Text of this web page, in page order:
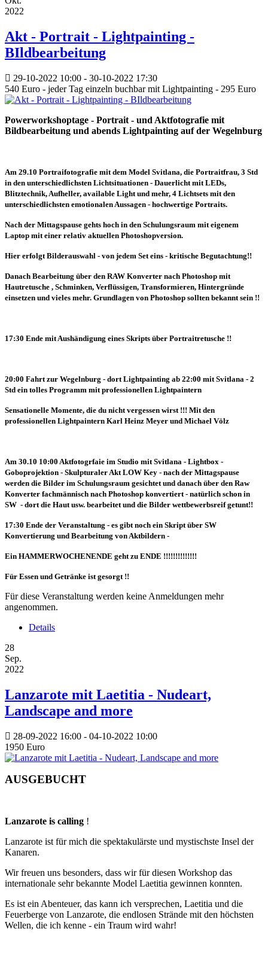
2022
Akt - Portrait - Lightpainting -
BIldbearbeitung
29-10-2022 10:00 - 30-10-2022 17:30
540 Euro - jeder Tag einzeln buchbar mit Lightpainting - 295 Euro
Powerworkshoptage - Portrait - und Aktfotografie mit
Bildbearbeitung und abends Lightpainting auf der Wegelnburg
Am 29.10 Portraifotografie mit dem Model Svitlana, die Portraitfrau, 3 Std
in den unterschiedlichsten Lichtsituationen - Dauerlicht mit LEDs,
Blitztechnik, Aufheller, available Light und mehr, 4 Lichtsets mit den
unterschiedlichsten emotionalen Aussagen - hochwertige Portraits.
Nach der Mittagspause gehts hoch in den Schulungsraum mit eigenem
Laptop mit einer relativ aktuellen Photoshopversion.
Hier erfolgt Bilderauswahl - von jedem Set eins - kritische Begutachtung!!
Danach Bearbeitung über den RAW Konverter nach Photoshop mit
Hautretusche , Schminken, Verflüssigen, Transformieren, Hintergründe
einsetzen und vieles mehr. Grundlagen von Photoshop sollten bekannt sein !!
17:30 Ende mit Aushändigung eines Skripts über Portraitretusche !!
20:00 Fahrt zur Wegelnburg - dort Lightpainting ab 22:00 mit Svitlana - 2
Std ein tolles Programm mit professionellen Lightpaintern
Sensationelle Momente, die du nicht vergessen wirst !!! Mit den
professionellen Lightpaintern Karl Heinz Meyer und Michael Völz
Am 30.10 10:00 Aktfotogrfaie im Studio mit Svitlana - Lightbox -
Goboprojektion - Skulpturaler Akt LOW Key - nach der Mittagspause
werden die Bilder im Schulungsraum gesichtet und danach über den Raw
Konverter fachmännisch nach Photoshop konvertiert - natürlich schon in
SW - dort die Haut usw. bearbeitet und die Bilder wettbewerbsreif getunt!!
17:30 Ende der Veranstaltung - es gibt noch ein Skript über SW
Konvertierung und Bearbeitung von Aktbildern -
Ein HAMMERWOCHENENDE geht zu ENDE !!!!!!!!!!!!!!
Für Essen und Getränke ist gesorgt !!
Für diese Veranstaltung werden keine Anmeldungen mehr
angenommen.
Details
28
Sep.
2022
Lanzarote mit Laetitia - Nudeart,
Landscape and more
28-09-2022 16:00 - 04-10-2022 10:00
1950 Euro
AUSGEBUCHT
Lanzarote is calling !
Lanzarote ist für mich die spektakulärste und mystischste Insel der
Kanaren.
Wir freuen uns besonders, dass wir für diesen Workshop das
internationale sehr bekannte Model Laetitia gewinnen konnten.
Es ist ein Abenteuer, das kann ich versprechen, Laetitia und die
Feuerberge von Lanzarote, die endlosen Strände mit den höchsten
Wellen, die ich kenne - ein Traum wird wahr!